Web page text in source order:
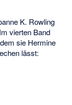
K. Rowling
vierten Band
sie Hermine
lässt: